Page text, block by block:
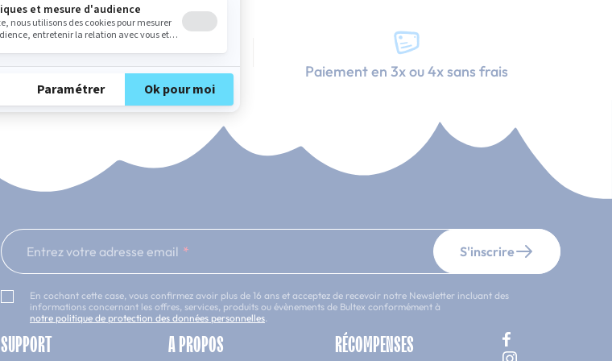
101 nuits d'essai* Paiement en 3x ou 4x sans frais
Entrez votre adresse email S'inscrire
En cochant cette case, vous confirmez avoir plus de 16 ans et acceptez de recevoir notre Newsletter incluant des
informations concernant les offres, services, produits ou évènements de Bultex conformément à
notre politique de protection des données personnelles
SUPPORT A PROPOS RÉCOMPENSES